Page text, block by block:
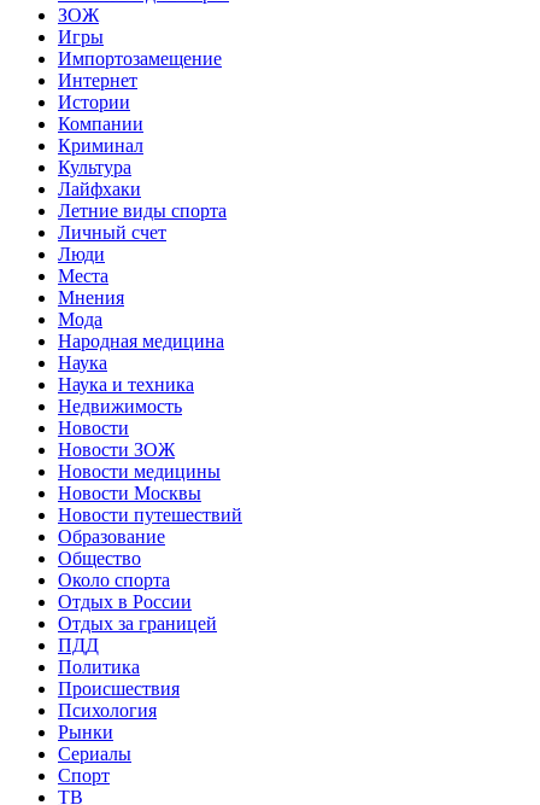
ЗОЖ
Игры
Импортозамещение
Интернет
Истории
Компании
Криминал
Культура
Лайфхаки
Летние виды спорта
Личный счет
Люди
Места
Мнения
Мода
Народная медицина
Наука
Наука и техника
Недвижимость
Новости
Новости ЗОЖ
Новости медицины
Новости Москвы
Новости путешествий
Образование
Общество
Около спорта
Отдых в России
Отдых за границей
ПДД
Политика
Происшествия
Психология
Рынки
Сериалы
Спорт
ТВ